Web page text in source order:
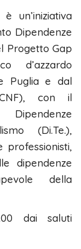
un’iniziativa
Dipendenze
Progetto Gap
d’azzardo
Puglia e dal
con il
(Di.Te.),
professionisti,
dipendenze
della
dai saluti